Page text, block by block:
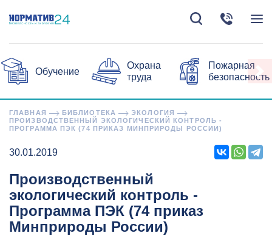
Обучение
Охрана
труда
Пожарная
безопасность
ГЛАВНАЯ БИБЛИОТЕКА
ЭКОЛОГИЯ
ПРОИЗВОДСТВЕННЫЙ ЭКОЛОГИЧЕСКИЙ КОНТРОЛЬ -
ПРОГРАММА ПЭК (74 ПРИКАЗ МИНПРИРОДЫ РОССИИ)
30.01.2019
Производственный
экологический контроль -
Программа ПЭК (74 приказ
Минприроды России)